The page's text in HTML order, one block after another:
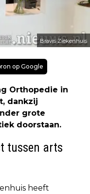
Bravis Ziekenhuis
op Google
Orthopedie in
dankzij
grote
doorstaan.
tussen arts
heeft